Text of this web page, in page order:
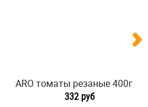
ARO томаты резаные 400г
332 руб